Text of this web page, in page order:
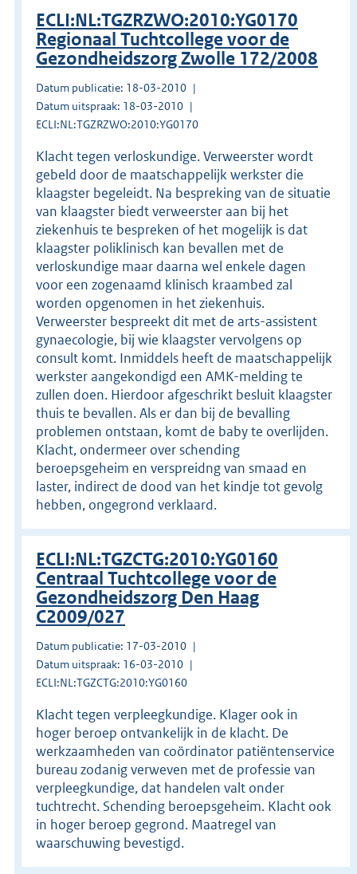
ECLI:NL:TGZRZWO:2010:YG0170
Regionaal Tuchtcollege voor de
Gezondheidszorg Zwolle 172/2008
Datum publicatie: 18-03-2010
Datum uitspraak: 18-03-2010
ECLI:NL:TGZRZWO:2010:YG0170
Klacht tegen verloskundige. Verweerster wordt
gebeld door de maatschappelijk werkster die
klaagster begeleidt. Na bespreking van de situatie
van klaagster biedt verweerster aan bij het
ziekenhuis te bespreken of het mogelijk is dat
klaagster poliklinisch kan bevallen met de
verloskundige maar daarna wel enkele dagen
voor een zogenaamd klinisch kraambed zal
worden opgenomen in het ziekenhuis.
Verweerster bespreekt dit met de arts-assistent
gynaecologie, bij wie klaagster vervolgens op
consult komt. Inmiddels heeft de maatschappelijk
werkster aangekondigd een AMK-melding te
zullen doen. Hierdoor afgeschrikt besluit klaagster
thuis te bevallen. Als er dan bij de bevalling
problemen ontstaan, komt de baby te overlijden.
Klacht, ondermeer over schending
beroepsgeheim en verspreidng van smaad en
laster, indirect de dood van het kindje tot gevolg
hebben, ongegrond verklaard.
ECLI:NL:TGZCTG:2010:YG0160
Centraal Tuchtcollege voor de
Gezondheidszorg Den Haag
C2009/027
Datum publicatie: 17-03-2010
Datum uitspraak: 16-03-2010
ECLI:NL:TGZCTG:2010:YG0160
Klacht tegen verpleegkundige. Klager ook in
hoger beroep ontvankelijk in de klacht. De
werkzaamheden van coördinator patiëntenservice
bureau zodanig verweven met de professie van
verpleegkundige, dat handelen valt onder
tuchtrecht. Schending beroepsgeheim. Klacht ook
in hoger beroep gegrond. Maatregel van
waarschuwing bevestigd.